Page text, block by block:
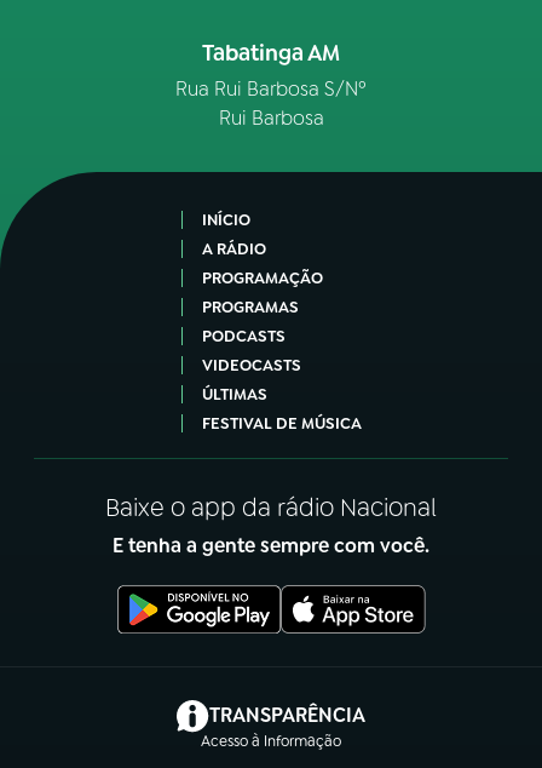
Tabatinga AM
Rua Rui Barbosa S/Nº
Rui Barbosa
INÍCIO
A RÁDIO
PROGRAMAÇÃO
PROGRAMAS
PODCASTS
VIDEOCASTS
ÚLTIMAS
FESTIVAL DE MÚSICA
Baixe o app da rádio Nacional
E tenha a gente sempre com você.
TRANSPARÊNCIA
Acesso à Informação
(abre em nova aba)